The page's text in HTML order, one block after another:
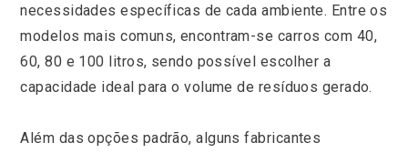
necessidades específicas de cada ambiente. Entre os
modelos mais comuns, encontram-se carros com 40,
60, 80 e 100 litros, sendo possível escolher a
capacidade ideal para o volume de resíduos gerado.
Além das opções padrão, alguns fabricantes